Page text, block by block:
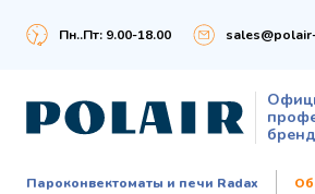
Пн..Пт: 9.00-18.00
Пароконвектоматы и печи Radax